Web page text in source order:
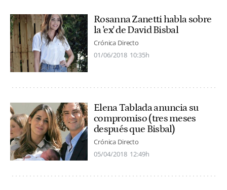
Rosanna Zanetti habla sobre
la 'ex' de David Bisbal
Crónica Directo
01/06/2018 10:35h
Elena Tablada anuncia su
compromiso (tres meses
después que Bisbal)
Crónica Directo
05/04/2018 12:49h